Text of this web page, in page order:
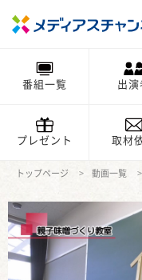
番組一覧 出演
プレゼント 取材
トップページ 動画一覧